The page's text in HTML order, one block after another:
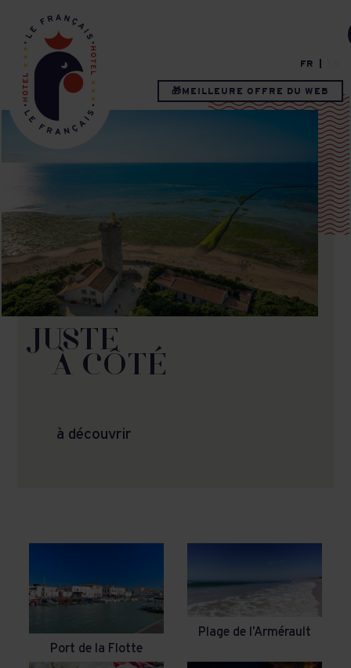
FR
🎁MEILLEURE OFFRE DU WEB
JUSTE
À CÔTÉ
à découvrir
Port de la Flotte
Plage de l’Armérault